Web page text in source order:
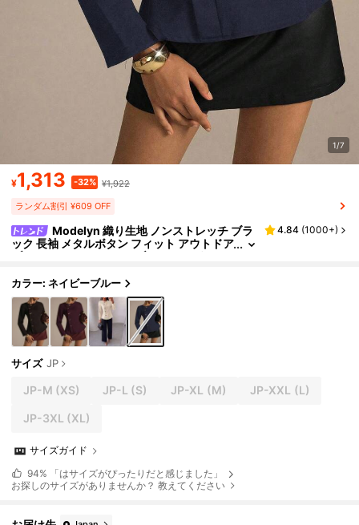
1/7
¥1,313 -32% ¥1,922
ランダム割引 ¥609 OFF
Modelyn 織り生地 ノンストレッチ ブラ
ック 長袖 メタルボタン フィット アウトドア
ブラウス、ファッショナブル & エレガント
4.84 (1000+)
カラー: ネイビーブルー
サイズ JP
JP-M (XS) JP-L (S) JP-XL (M) JP-XXL (L)
JP-3XL (XL)
サイズガイド
94% 「はサイズがぴったりだと感じました」
お探しのサイズがありませんか？ 教えてください